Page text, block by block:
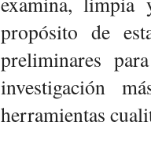
propósito de
preliminares
investigación
herramientas